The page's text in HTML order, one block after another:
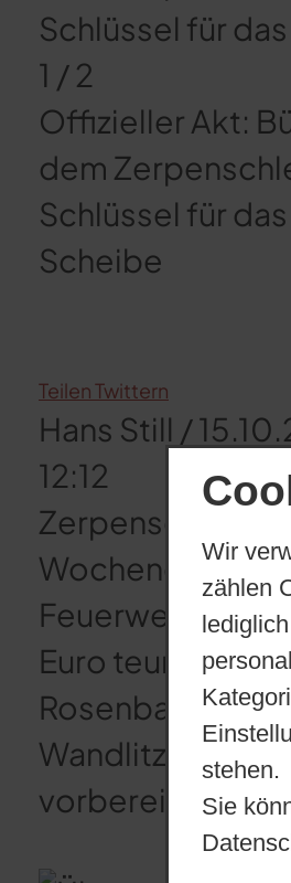
Wir
zählen
stehen.
Sie
1 / 2
Offizieller Akt:
dem
Schlüssel für
Scheibe
TeilenTwittern
Hans Still /
12:12
Zerpenschleuse
Wochenende
Euro teure
Rosenbauer in
Wandlitzer
vorbereitet.